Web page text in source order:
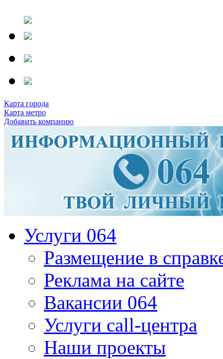
Карта города
Карта метро
Добавить компанию
Услуги 064
Размещение в
Реклама на сайте
Вакансии 064
Услуги call-центра
Наши проекты